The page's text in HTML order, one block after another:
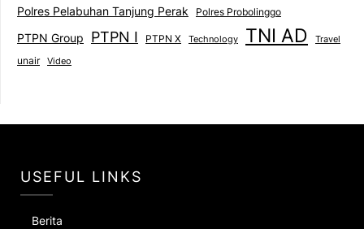
Polres Pelabuhan Tanjung Perak Polres Probolinggo
PTPN Group PTPN I PTPN X Technology TNI AD Travel
unair Video
USEFUL LINKS
Berita